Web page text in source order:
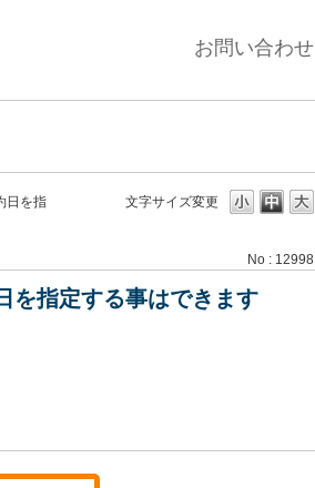
お問い合わせ
文字サイズ変更
日を指
No : 12998
を指定する事はできます